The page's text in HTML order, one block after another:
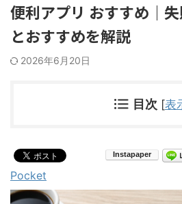
便利アプリ おすすめ｜
とおすすめを解説
2026年6月20日
目次 [表
Pocket